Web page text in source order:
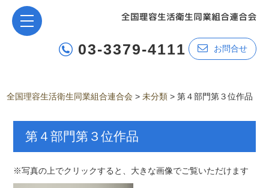
03-3379-4111 お問合せ
全国理容生活衛生同業組合連合会 >未分類 >第４部門第３位作品
第４部門第３位作品
※写真の上でクリックすると、大きな画像でご覧いただけます